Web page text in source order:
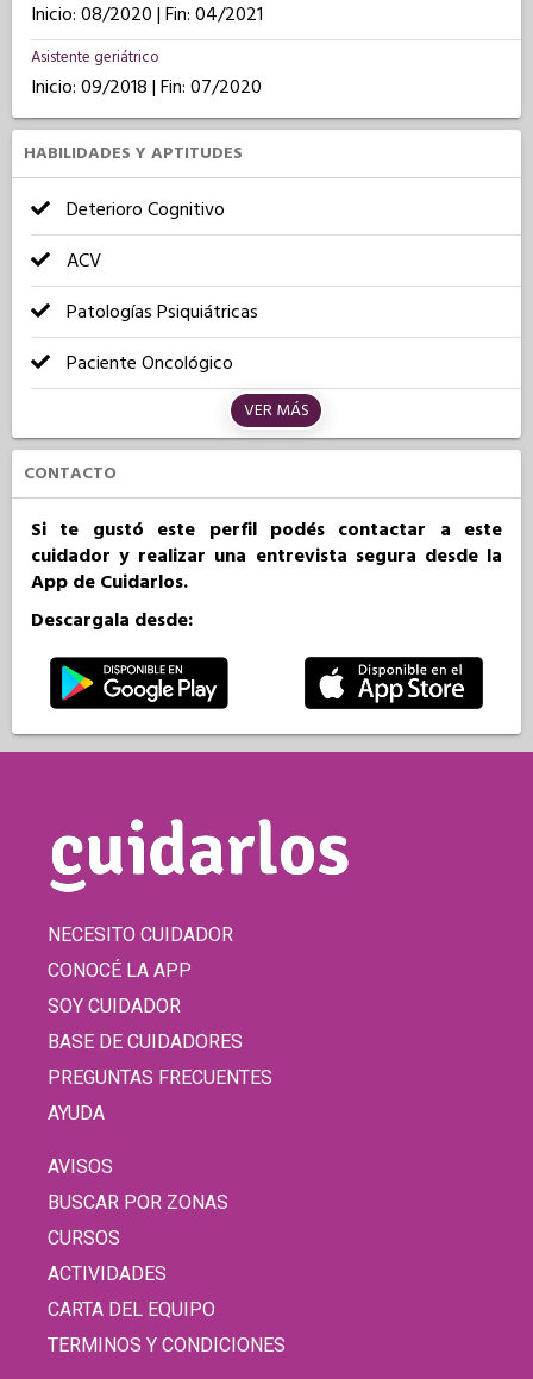
Inicio: 08/2020 | Fin: 04/2021
Asistente geriátrico
Inicio: 09/2018 | Fin: 07/2020
HABILIDADES Y APTITUDES
Deterioro Cognitivo
ACV
Patologías Psiquiátricas
Paciente Oncológico
VER MÁS
CONTACTO
Si te gustó este perfil podés contactar a este
cuidador y realizar una entrevista segura desde la
App de Cuidarlos.
Descargala desde:
NECESITO CUIDADOR
CONOCÉ LA APP
SOY CUIDADOR
BASE DE CUIDADORES
PREGUNTAS FRECUENTES
AYUDA
AVISOS
BUSCAR POR ZONAS
CURSOS
ACTIVIDADES
CARTA DEL EQUIPO
TERMINOS Y CONDICIONES